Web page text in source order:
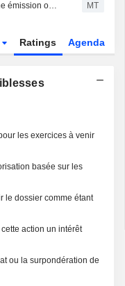
Jiangxi Copper lève 2,5 milliards de yuans via une émission obligataire en deux tranches MT
Ratings Agenda
les exercices à venir
basée sur les
le dossier comme étant
action un intérêt
ou la surpondération de